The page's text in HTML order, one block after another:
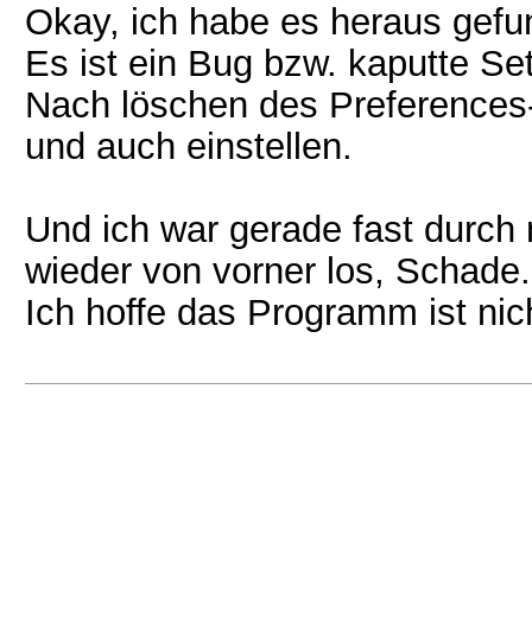
Okay, ich habe es heraus
Es ist ein Bug bzw. kaputte
Nach löschen des
und auch einstellen.
Und ich war gerade fast
wieder von vorner los, Schade.
Ich hoffe das Programm ist